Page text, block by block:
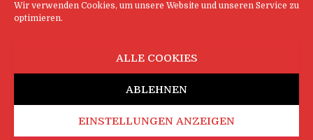
Wir verwenden Cookies, um unsere Website und unseren Service zu
optimieren.
ALLE COOKIES
ABLEHNEN
EINSTELLUNGEN ANZEIGEN